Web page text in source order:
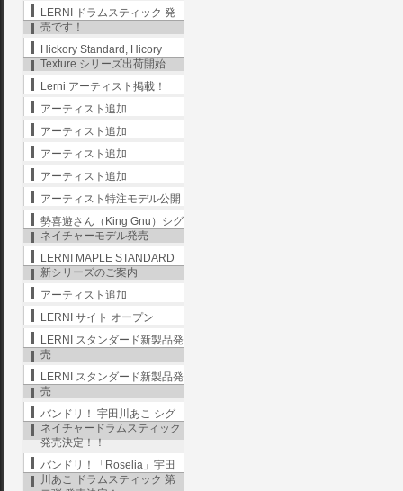
LERNI ドラムスティック 発
売です！
Hickory Standard, Hicory
Texture シリーズ出荷開始
Lerni アーティスト掲載！
アーティスト追加
アーティスト追加
アーティスト追加
アーティスト追加
アーティスト特注モデル公開
勢喜遊さん（King Gnu）シグ
ネイチャーモデル発売
LERNI MAPLE STANDARD
新シリーズのご案内
アーティスト追加
LERNI サイト オープン
LERNI スタンダード新製品発
売
LERNI スタンダード新製品発
売
バンドリ！ 宇田川あこ シグ
ネイチャードラムスティック
発売決定！！
バンドリ！「Roselia」宇田
川あこ ドラムスティック 第